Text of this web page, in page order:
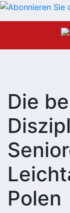
Die
Polen